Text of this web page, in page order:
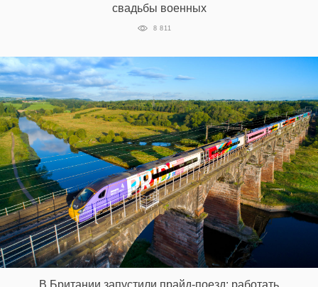
свадьбы военных
8 811
В Британии запустили прайд-поезд: работать